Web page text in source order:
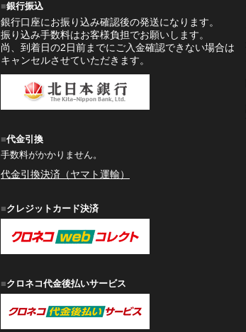
銀行振込
銀行口座にお振り込み確認後の発送になります。
振り込み手数料はお客様負担でお願いします。
尚、到着日の2日前までにご入金確認できない場合は
キャンセルさせていただきます。
代金引換
手数料がかかりません。
代金引換決済（ヤマト運輸）
クレジットカード決済
クロネコ代金後払いサービス